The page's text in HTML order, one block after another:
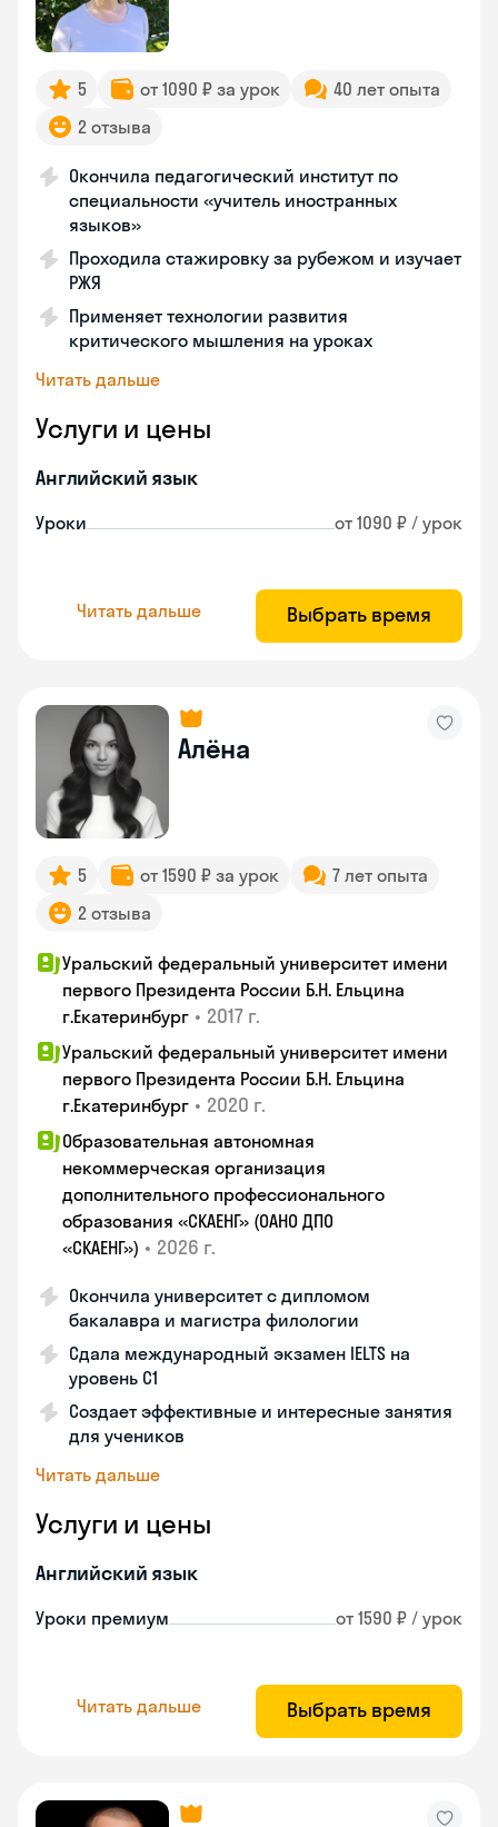
5 от 1090 ₽ за урок
40 лет опыта
2 отзыва
Окончила педагогический институт по
специальности «учитель иностранных
языков»
Проходила стажировку за рубежом и изучает
РЖЯ
Применяет технологии развития
критического мышления на уроках
Читать дальше
Услуги и цены
Английский язык
Уроки от 1090 ₽ / урок
Читать дальше Выбрать время
Алёна
5 от 1590 ₽ за урок
7 лет опыта
2 отзыва
Уральский федеральный университет имени
первого Президента России Б.Н. Ельцина
г.Екатеринбург • 2017 г.
Уральский федеральный университет имени
первого Президента России Б.Н. Ельцина
г.Екатеринбург • 2020 г.
Образовательная автономная
некоммерческая организация
дополнительного профессионального
образования «СКАЕНГ» (ОАНО ДПО
«СКАЕНГ») • 2026 г.
Окончила университет с дипломом
бакалавра и магистра филологии
Сдала международный экзамен IELTS на
уровень C1
Создает эффективные и интересные занятия
для учеников
Читать дальше
Услуги и цены
Английский язык
Уроки премиум от 1590 ₽ / урок
Читать дальше Выбрать время